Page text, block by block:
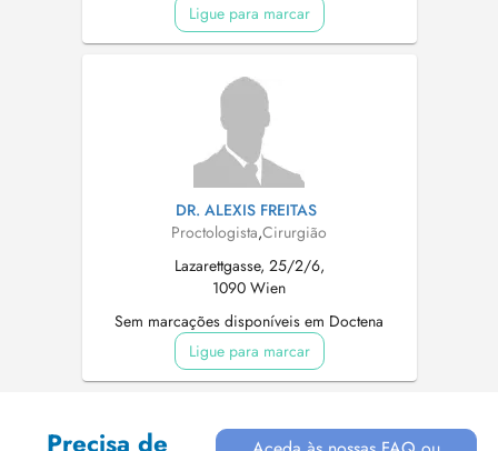
Ligue para marcar
DR. ALEXIS FREITAS
Proctologista,Cirurgião
Lazarettgasse, 25/2/6,
1090 Wien
Sem marcações disponíveis em Doctena
Ligue para marcar
Precisa de